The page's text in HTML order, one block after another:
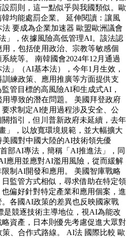
罰則，這一點似乎與我國類似。歐
均能處罰企業。 延伸閱讀：讓風
要成為企業加速器 歐盟歐洲議會
」，依據風險高低管理AI。該法認
，包括使用政治、宗教等敏感個
統等。 南韓國會2024年12月通過
」（AI基本法），今年1月生效，
練政策、應用推廣等方面提供支
管目標的高風險AI和生成式AI，
導致的潛在問題。 美國拜登政府
要求制定AI使用過程涉及安全、公
指引，但川普新政府未延續，去年
」，以放寬環境規範，並大幅擴大
國對中國大陸的AI技術領先優
部AI專法，簡稱「AI推進法」，同
應用並應對AI濫用風險，從而緩解
制AI開發和應用。 美國智庫戰略
監管方式相似，尋求借助在特定領
偏好針對特定產業和應用個案，進
各國AI政策的差異也反映國家戰
是競逐技術主導地位，視AI為能改
資產，日本則優先考慮促進大眾對
、合作式路線。 AI法 國際比較 歐